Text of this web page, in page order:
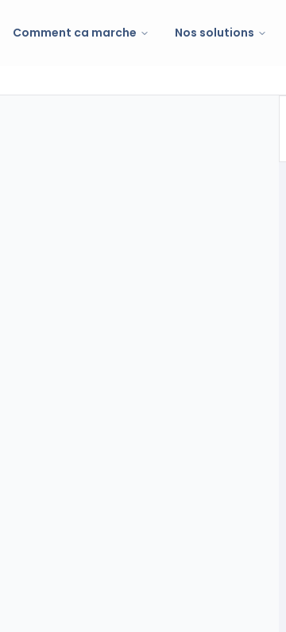
Comment ca marche Nos solutions